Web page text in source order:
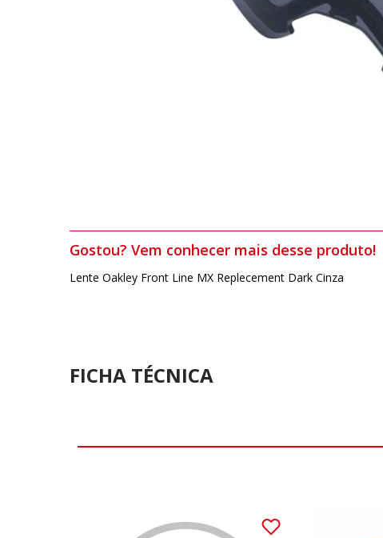
Gostou? Vem conhecer mais desse produto!
Lente Oakley Front Line MX Replecement Dark Cinza
FICHA TÉCNICA